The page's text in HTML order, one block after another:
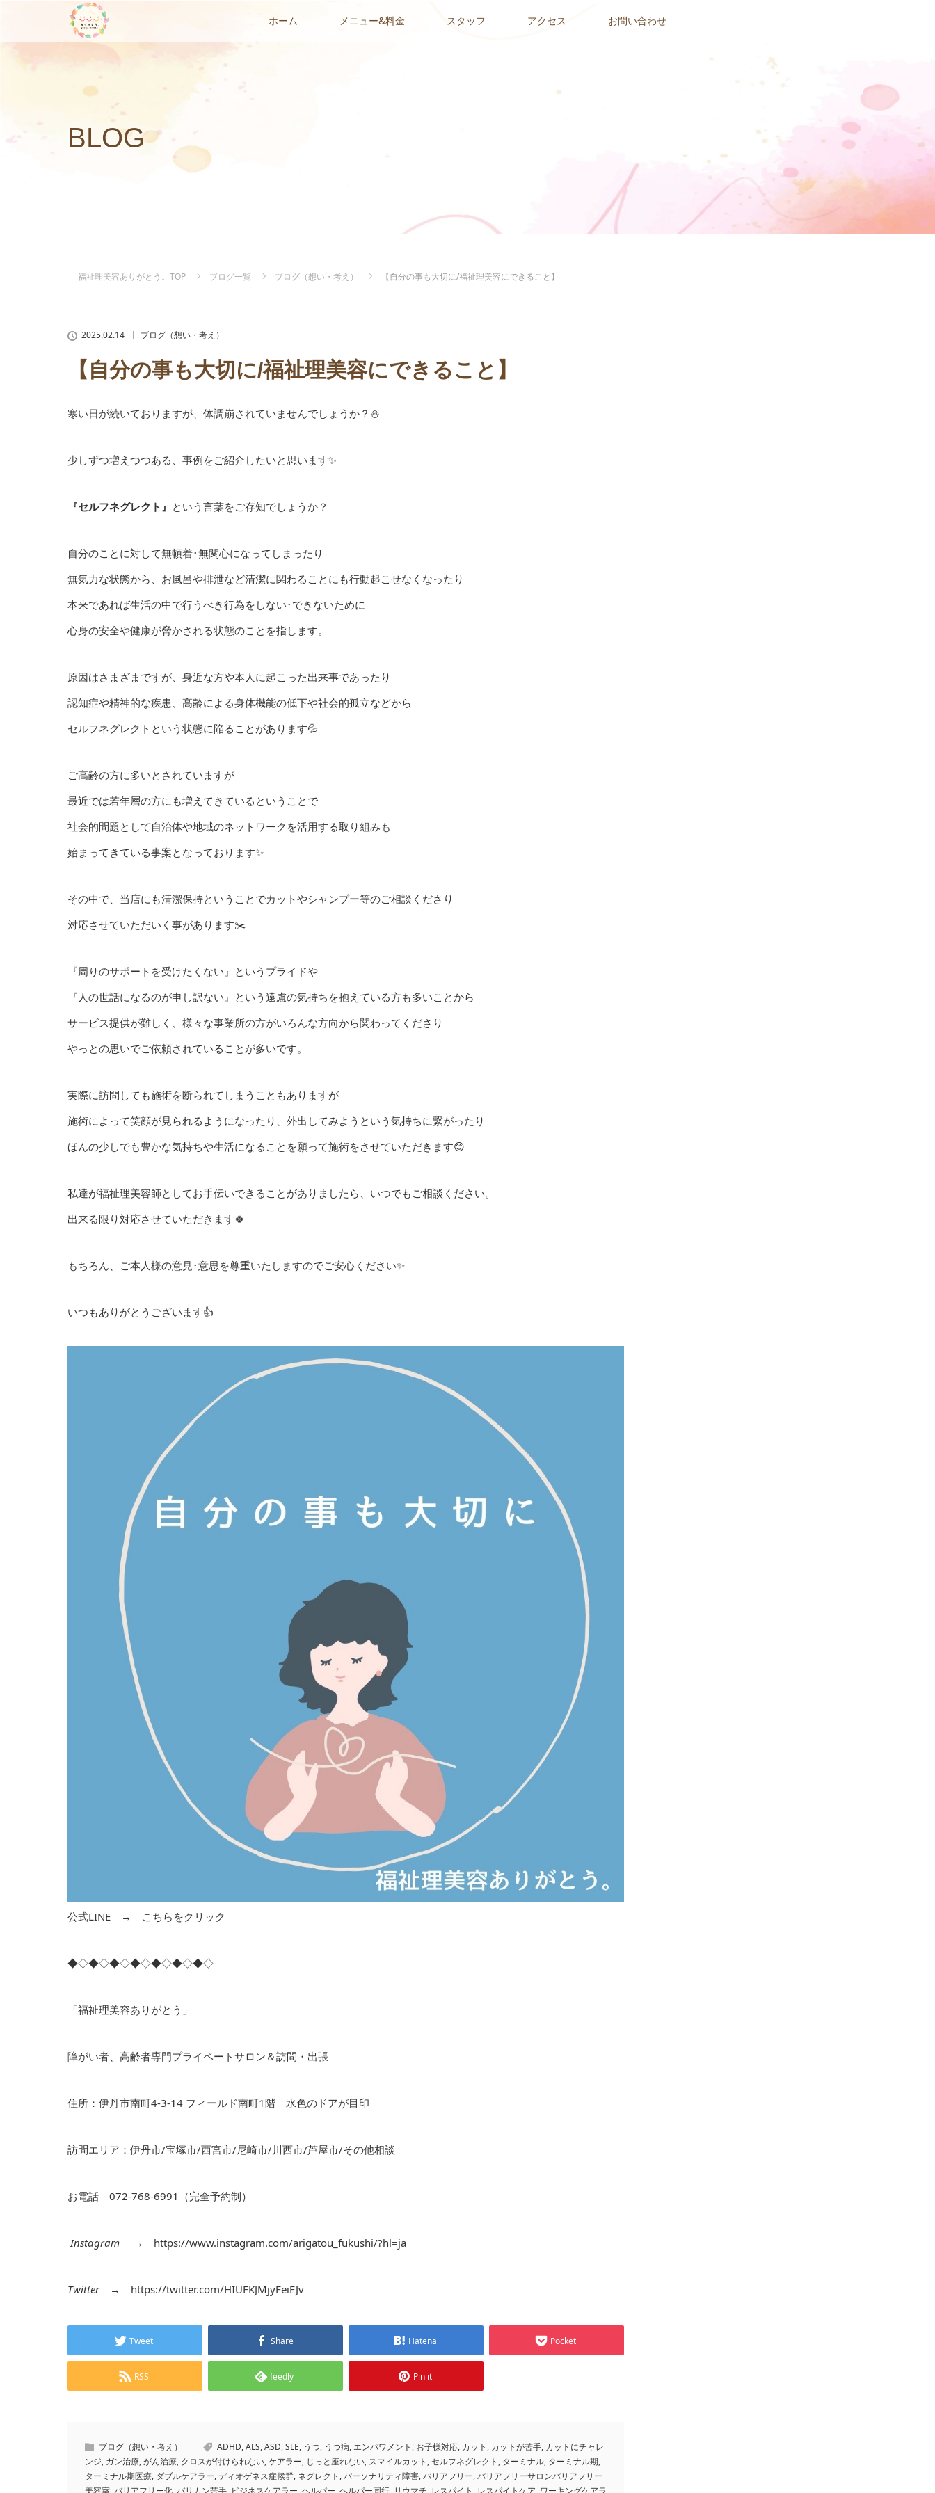
ホーム メニュー&料金 スタッフ アクセス お問い合わせ
BLOG
福祉理美容ありがとう。TOP ブログ一覧 ブログ（想い・考え） 【自分の事も大切に/福祉理美容にできること】
2025.02.14 ブログ（想い・考え）
【自分の事も大切に/福祉理美容にできること】
寒い日が続いておりますが、体調崩されていませんでしょうか？⛄
少しずつ増えつつある、事例をご紹介したいと思います✨
『セルフネグレクト』 という言葉をご存知でしょうか？
自分のことに対して無頓着･無関心になってしまったり
無気力な状態から、お風呂や排泄など清潔に関わることにも行動起こせなくなったり
本来であれば生活の中で行うべき行為をしない･できないために
心身の安全や健康が脅かされる状態のことを指します。
原因はさまざまですが、身近な方や本人に起こった出来事であったり
認知症や精神的な疾患、高齢による身体機能の低下や社会的孤立などから
セルフネグレクトという状態に陥ることがあります💦
ご高齢の方に多いとされていますが
最近では若年層の方にも増えてきているということで
社会的問題として自治体や地域のネットワークを活用する取り組みも
始まってきている事案となっております✨
その中で、当店にも清潔保持ということでカットやシャンプー等のご相談くださり
対応させていただいく事があります✂️
『周りのサポートを受けたくない』というプライドや
『人の世話になるのが申し訳ない』という遠慮の気持ちを抱えている方も多いことから
サービス提供が難しく、様々な事業所の方がいろんな方向から関わってくださり
やっとの思いでご依頼されていることが多いです。
実際に訪問しても施術を断られてしまうこともありますが
施術によって笑顔が見られるようになったり、外出してみようという気持ちに繋がったり
ほんの少しでも豊かな気持ちや生活になることを願って施術をさせていただきます😊
私達が福祉理美容師としてお手伝いできることがありましたら、いつでもご相談ください。
出来る限り対応させていただきます🍀
もちろん、ご本人様の意見･意思を尊重いたしますのでご安心ください✨
いつもありがとうございます👍
公式LINE → こちらをクリック
◆◇◆◇◆◇◆◇◆◇◆◇◆◇
「福祉理美容ありがとう」
障がい者、高齢者専門プライベートサロン＆訪問・出張
住所：伊丹市南町4-3-14 フィールド南町1階 水色のドアが目印
訪問エリア：伊丹市/宝塚市/西宮市/尼崎市/川西市/芦屋市/その他相談
お電話 072-768-6991（完全予約制）
Instagram → https://www.instagram.com/arigatou_fukushi/?hl=ja
Twitter→ https://twitter.com/HIUFKJMjyFeiEJv
Tweet Share Hatena Pocket
RSS feedly Pin it
ブログ（想い・考え） ADHD,ALS,ASD,SLE, うつ, うつ病, エンパワメント , お子様対応, カット , カットが苦手, カットにチャレ
ンジ, ガン治療,がん治療, クロスが付けられない,ケアラー, じっと座れない, スマイルカット ,セルフネグレクト , ターミナル, ターミナル期,
ターミナル期医療, ダブルケアラー,ディオゲネス症候群, ネグレクト ,パーソナリティ障害,バリアフリー,バリアフリーサロンバリアフリー